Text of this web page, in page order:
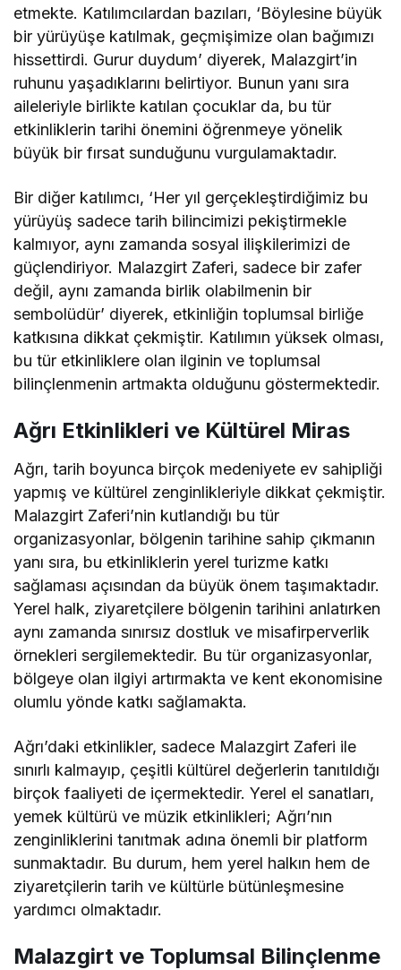
etmekte. Katılımcılardan bazıları, ‘Böylesine büyük
bir yürüyüşe katılmak, geçmişimize olan bağımızı
hissettirdi. Gurur duydum’ diyerek, Malazgirt’in
ruhunu yaşadıklarını belirtiyor. Bunun yanı sıra
aileleriyle birlikte katılan çocuklar da, bu tür
etkinliklerin tarihi önemini öğrenmeye yönelik
büyük bir fırsat sunduğunu vurgulamaktadır.
Bir diğer katılımcı, ‘Her yıl gerçekleştirdiğimiz bu
yürüyüş sadece tarih bilincimizi pekiştirmekle
kalmıyor, aynı zamanda sosyal ilişkilerimizi de
güçlendiriyor. Malazgirt Zaferi, sadece bir zafer
değil, aynı zamanda birlik olabilmenin bir
sembolüdür’ diyerek, etkinliğin toplumsal birliğe
katkısına dikkat çekmiştir. Katılımın yüksek olması,
bu tür etkinliklere olan ilginin ve toplumsal
bilinçlenmenin artmakta olduğunu göstermektedir.
Ağrı Etkinlikleri ve Kültürel Miras
Ağrı, tarih boyunca birçok medeniyete ev sahipliği
yapmış ve kültürel zenginlikleriyle dikkat çekmiştir.
Malazgirt Zaferi’nin kutlandığı bu tür
organizasyonlar, bölgenin tarihine sahip çıkmanın
yanı sıra, bu etkinliklerin yerel turizme katkı
sağlaması açısından da büyük önem taşımaktadır.
Yerel halk, ziyaretçilere bölgenin tarihini anlatırken
aynı zamanda sınırsız dostluk ve misafirperverlik
örnekleri sergilemektedir. Bu tür organizasyonlar,
bölgeye olan ilgiyi artırmakta ve kent ekonomisine
olumlu yönde katkı sağlamakta.
Ağrı’daki etkinlikler, sadece Malazgirt Zaferi ile
sınırlı kalmayıp, çeşitli kültürel değerlerin tanıtıldığı
birçok faaliyeti de içermektedir. Yerel el sanatları,
yemek kültürü ve müzik etkinlikleri; Ağrı’nın
zenginliklerini tanıtmak adına önemli bir platform
sunmaktadır. Bu durum, hem yerel halkın hem de
ziyaretçilerin tarih ve kültürle bütünleşmesine
yardımcı olmaktadır.
Malazgirt ve Toplumsal Bilinçlenme